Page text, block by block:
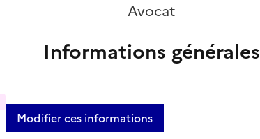
Avocat
Informations générales
Modifier ces informations